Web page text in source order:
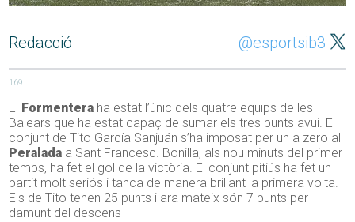
Redacció @esportsib3
169
El Formentera ha estat l’únic dels quatre equips de les
Balears que ha estat capaç de sumar els tres punts avui. El
conjunt de Tito García Sanjuán s’ha imposat per un a zero al
Peralada a Sant Francesc. Bonilla, als nou minuts del primer
temps, ha fet el gol de la victòria. El conjunt pitiús ha fet un
partit molt seriós i tanca de manera brillant la primera volta.
Els de Tito tenen 25 punts i ara mateix són 7 punts per
damunt del descens